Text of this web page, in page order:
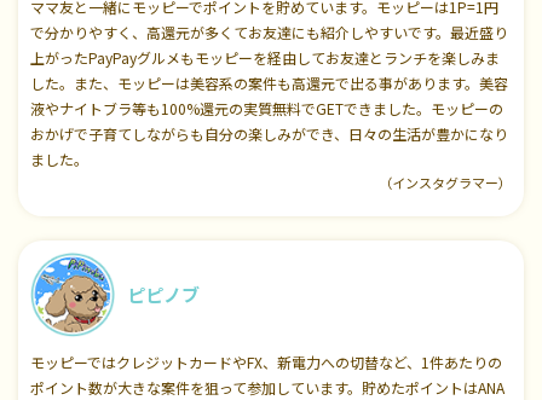
ママ友と一緒にモッピーでポイントを貯めています。モッピーは1P=1円
で分かりやすく、高還元が多くてお友達にも紹介しやすいです。最近盛り
上がったPayPayグルメもモッピーを経由してお友達とランチを楽しみま
した。また、モッピーは美容系の案件も高還元で出る事があります。美容
液やナイトブラ等も100%還元の実質無料でGETできました。モッピーの
おかげで子育てしながらも自分の楽しみができ、日々の生活が豊かになり
ました。
（インスタグラマー）
ピピノブ
モッピーではクレジットカードやFX、新電力への切替など、1件あたりの
ポイント数が大きな案件を狙って参加しています。貯めたポイントはANA